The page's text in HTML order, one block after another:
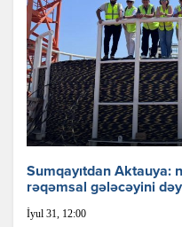
Sumqayıtdan Aktauya:
rəqəmsal gələcəyini
İyul 31, 12:00